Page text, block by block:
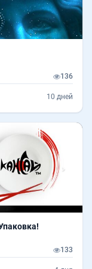
136
10 дней
133